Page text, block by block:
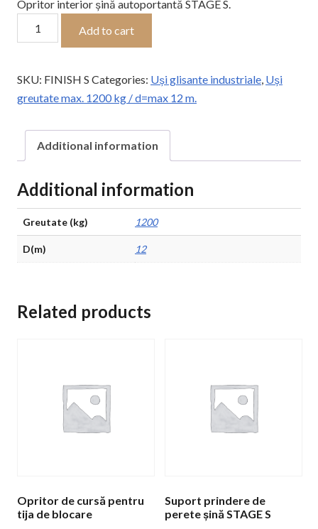
Opritor interior șină autoportantă STAGE S.
Opritor
interior
autoportantă
S
Add to cart
SKU: FINISH S Categories: Uși glisante industriale, Uși
greutate max. 1200 kg / d=max 12 m.
Additional information
Additional information
Greutate (kg) 1200
D(m) 12
Related products
Opritor de cursă pentru
tija de blocare
Suport prindere de
perete șină STAGE S